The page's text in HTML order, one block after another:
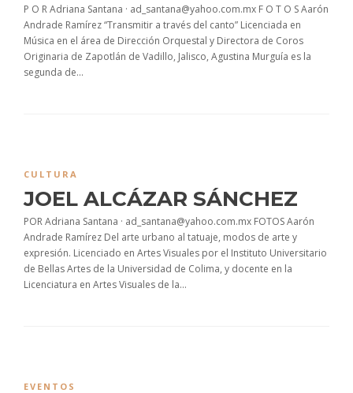
P O R Adriana Santana · ad_santana@yahoo.com.mx F O T O S Aarón
Andrade Ramírez “Transmitir a través del canto” Licenciada en
Música en el área de Dirección Orquestal y Directora de Coros
Originaria de Zapotlán de Vadillo, Jalisco, Agustina Murguía es la
segunda de...
CULTURA
JOEL ALCÁZAR SÁNCHEZ
POR Adriana Santana · ad_santana@yahoo.com.mx FOTOS Aarón
Andrade Ramírez Del arte urbano al tatuaje, modos de arte y
expresión. Licenciado en Artes Visuales por el Instituto Universitario
de Bellas Artes de la Universidad de Colima, y docente en la
Licenciatura en Artes Visuales de la...
EVENTOS